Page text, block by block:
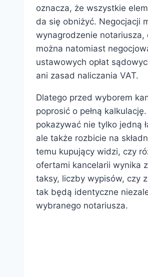
oznacza, że wszystkie
da się obniżyć. Negocjacji
wynagrodzenie notariusza,
można natomiast
ustawowych opłat
ani zasad naliczania VAT.
Dlatego przed wyborem
poprosić o pełną
pokazywać nie tylko jedną
ale także rozbicie na
temu kupujący widzi, czy
ofertami kancelarii wynika
taksy, liczby wypisów, czy
tak będą identyczne
wybranego notariusza.